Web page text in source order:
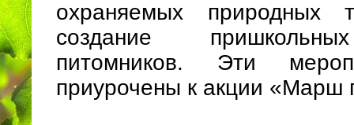
охраняемых природных
создание
питомников. Эти
приурочены к акции «Марш